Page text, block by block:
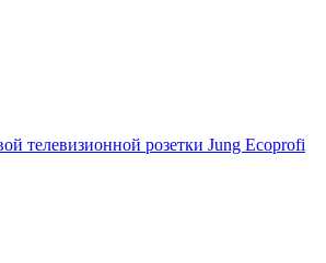
телевизионной розетки Jung Ecoprofi